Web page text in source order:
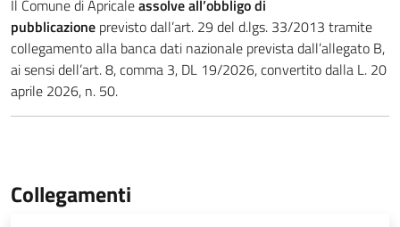
Il Comune di Apricaleassolve all’obbligo di
pubblicazione previsto dall’art. 29 del d.lgs. 33/2013 tramite
collegamento alla banca dati nazionale prevista dall’allegato B,
ai sensi dell’art. 8, comma 3, DL 19/2026, convertito dalla L. 20
aprile 2026, n. 50.
Collegamenti